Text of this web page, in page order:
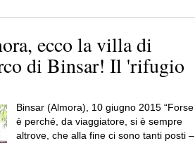
ecco la villa di
di Binsar! Il 'rifugio
Binsar (Almora), 10 giugno 2015 “Forse
è perché, da viaggiatore, si è sempre
altrove, che alla fine ci sono tanti posti –